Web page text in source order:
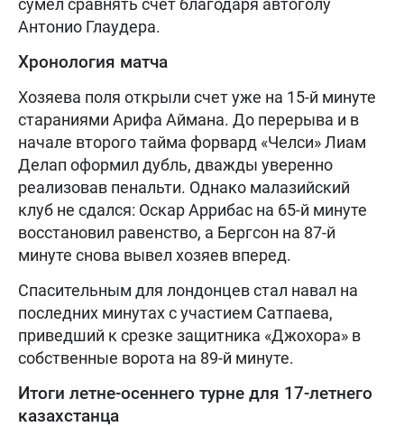
Антонио Глаудера.
Хронология матча
Хозяева поля открыли счет уже на 15-й минуте
стараниями Арифа Аймана. До перерыва и в
начале второго тайма форвард «Челси» Лиам
Делап оформил дубль, дважды уверенно
реализовав пенальти. Однако малазийский
клуб не сдался: Оскар Аррибас на 65-й минуте
восстановил равенство, а Бергсон на 87-й
минуте снова вывел хозяев вперед.
Спасительным для лондонцев стал навал на
последних минутах с участием Сатпаева,
приведший к срезке защитника «Джохора» в
собственные ворота на 89-й минуте.
Итоги летне-осеннего турне для 17-летнего
казахстанца